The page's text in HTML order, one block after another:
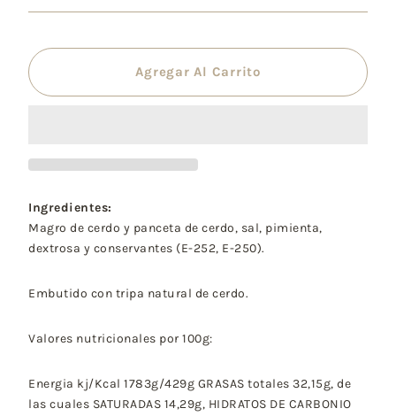
Agregar Al Carrito
Ingredientes:
Magro de cerdo y panceta de cerdo, sal, pimienta,
dextrosa y conservantes (E-252, E-250).
Embutido con tripa natural de cerdo.
Valores nutricionales por 100g:
Energia kj/Kcal 1783g/429g GRASAS totales 32,15g, de
las cuales SATURADAS 14,29g, HIDRATOS DE CARBONIO